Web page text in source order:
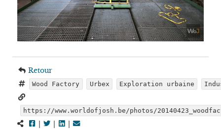
Retour
Wood Factory Urbex Exploration urbaine
https://www.worldofjosh.be/photos/
| | |